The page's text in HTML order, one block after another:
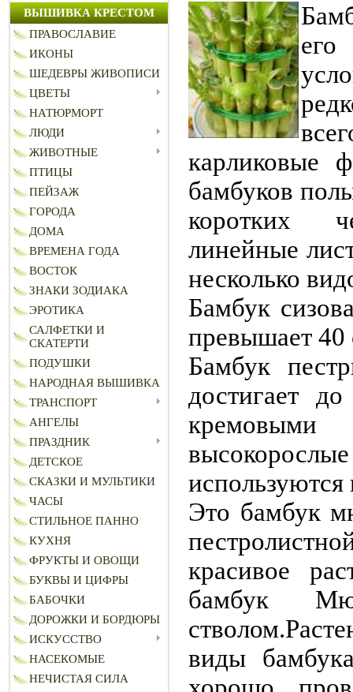
ВЫШИВКА КРЕСТОМ
ПРАВОСЛАВИЕ
ИКОНЫ
ШЕДЕВРЫ ЖИВОПИСИ
ЦВЕТЫ
НАТЮРМОРТ
ЛЮДИ
ЖИВОТНЫЕ
ПТИЦЫ
ПЕЙЗАЖ
ГОРОДА
ДОМА
ВРЕМЕНА ГОДА
ВОСТОК
ЗНАКИ ЗОДИАКА
ЭРОТИКА
САЛФЕТКИ И
СКАТЕРТИ
ПОДУШКИ
НАРОДНАЯ ВЫШИВКА
ТРАНСПОРТ
АНГЕЛЫ
ПРАЗДНИК
ДЕТСКОЕ
СКАЗКИ И МУЛЬТИКИ
ЧАСЫ
СТИЛЬНОЕ ПАННО
КУХНЯ
ФРУКТЫ И ОВОЩИ
БУКВЫ И ЦИФРЫ
БАБОЧКИ
ДОРОЖКИ И БОРДЮРЫ
ИСКУССТВО
НАСЕКОМЫЕ
НЕЧИСТАЯ СИЛА
карликовые
бамбуков
коротких
линейные
несколько
Бамбук
превышает 40
Бамбук
достигает
Это бамбук
красивое
бамбук
виды